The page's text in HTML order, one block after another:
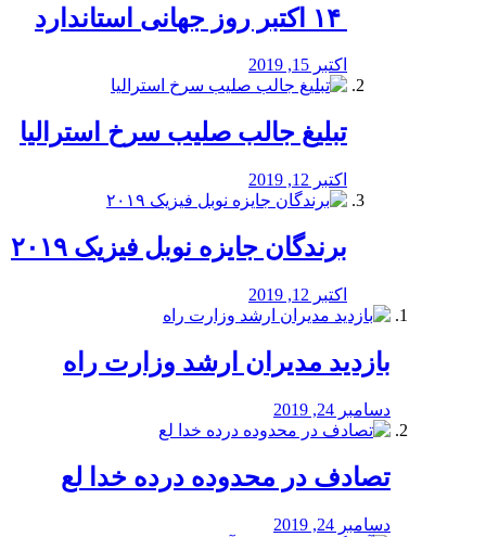
اکتبر 15, 2019
تبلیغ جالب صلیب سرخ استرالیا
اکتبر 12, 2019
برندگان جایزه نوبل فیزیک ۲۰۱۹
اکتبر 12, 2019
بازدید مدیران ارشد وزارت راه
دسامبر 24, 2019
تصادف در محدوده درده خدا لع
دسامبر 24, 2019